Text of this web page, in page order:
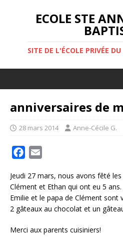
ECOLE STE
SITE DE L'ÉCOLE PRIVÉE
anniversaires de
28 mars 2014 Anne-Cécile G.
c
e
o
a
i
Jeudi 27 mars, nous avons fêté
Clément et Ethan qui ont eu 5
Emilie et le papa de Clément sont
2 gâteaux au chocolat et un
Merci aux parents cuisiniers!